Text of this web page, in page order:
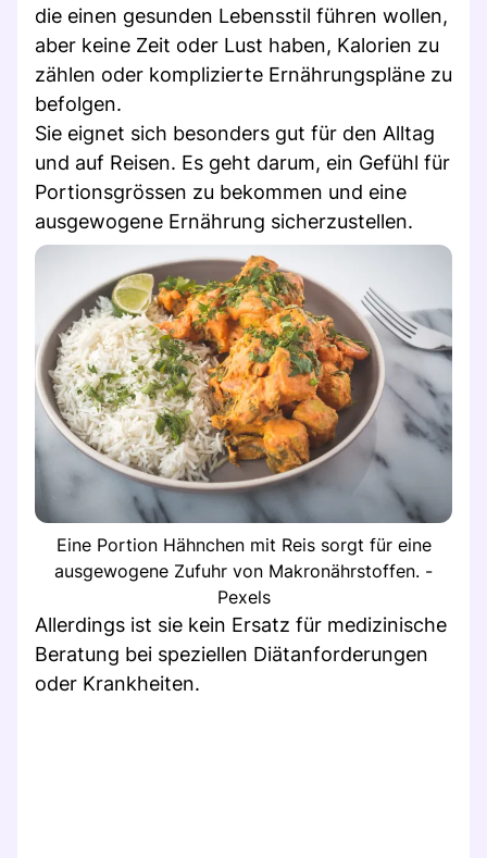
die einen gesunden Lebensstil führen wollen,
aber keine Zeit oder Lust haben, Kalorien zu
zählen oder komplizierte Ernährungspläne zu
befolgen.
Sie eignet sich besonders gut für den Alltag
und auf Reisen. Es geht darum, ein Gefühl für
Portionsgrössen zu bekommen und eine
ausgewogene Ernährung sicherzustellen.
Eine Portion Hähnchen mit Reis sorgt für eine
ausgewogene Zufuhr von Makronährstoffen. -
Pexels
Allerdings ist sie kein Ersatz für medizinische
Beratung bei speziellen Diätanforderungen
oder Krankheiten.